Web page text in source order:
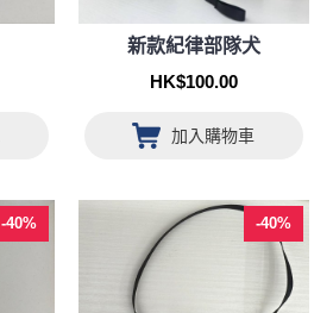
新款紀律部隊犬
HK$100.00
加入購物車
-40% -40%